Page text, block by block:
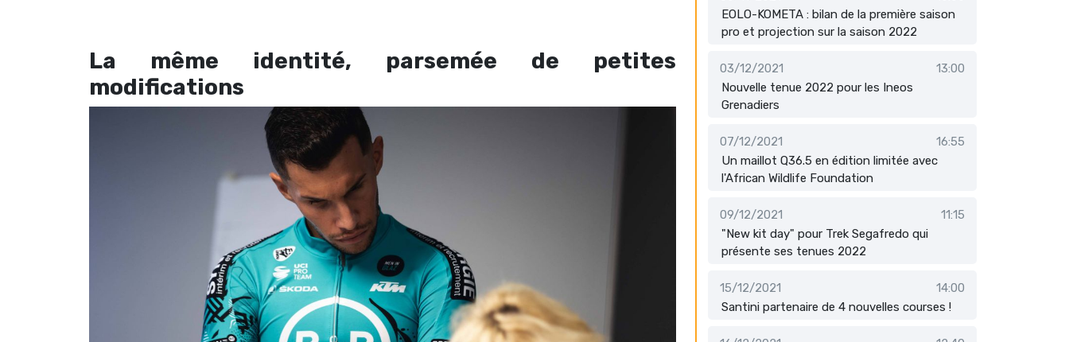
La même identité, parsemée de petites
modifications
EOLO-KOMETA : bilan de la première saison
pro et projection sur la saison 2022
03/12/2021
13:00
Nouvelle tenue 2022 pour les Ineos
Grenadiers
07/12/2021
16:55
Un maillot Q36.5 en édition limitée avec
l'African Wildlife Foundation
09/12/2021
11:15
"New kit day" pour Trek Segafredo qui
présente ses tenues 2022
15/12/2021
14:00
Santini partenaire de 4 nouvelles courses !